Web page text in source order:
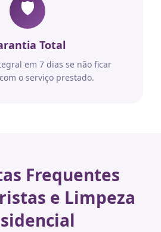
🛡️
Total
em 7 dias se não ficar
o serviço prestado.
Frequentes
e Limpeza